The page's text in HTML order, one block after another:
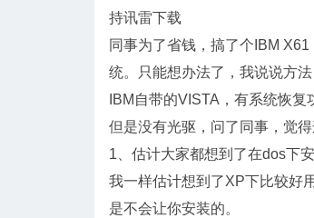
持讯雷下载
同事为了省钱，搞了个IBM
统。只能想办法了，我说说方
IBM自带的VISTA，有系统恢
但是没有光驱，问了同事，觉
1、估计大家都想到了在dos下
我一样估计想到了XP下比较好
是不会让你安装的。